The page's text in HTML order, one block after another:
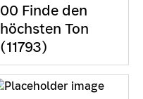
00 Finde den
höchsten Ton
(11793)